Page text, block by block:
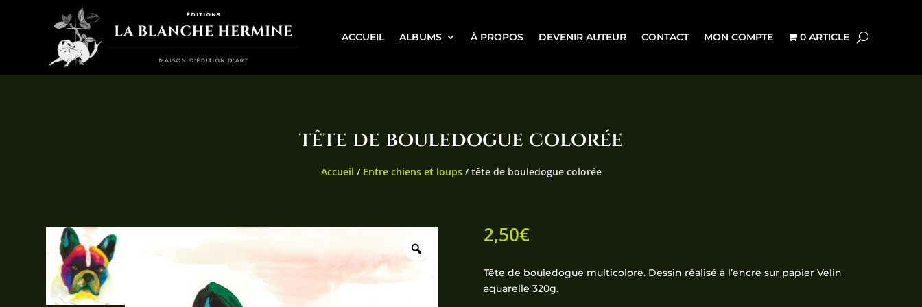
ACCUEIL ALBUMS À PROPOS DEVENIR AUTEUR CONTACT MON COMPTE 0 ARTICLE
tête de bouledogue colorée
Accueil / Entre chiens et loups/ tête de bouledogue colorée
2,50€
Tête de bouledogue multicolore. Dessin réalisé à l’encre sur papier Velin
aquarelle 320g.